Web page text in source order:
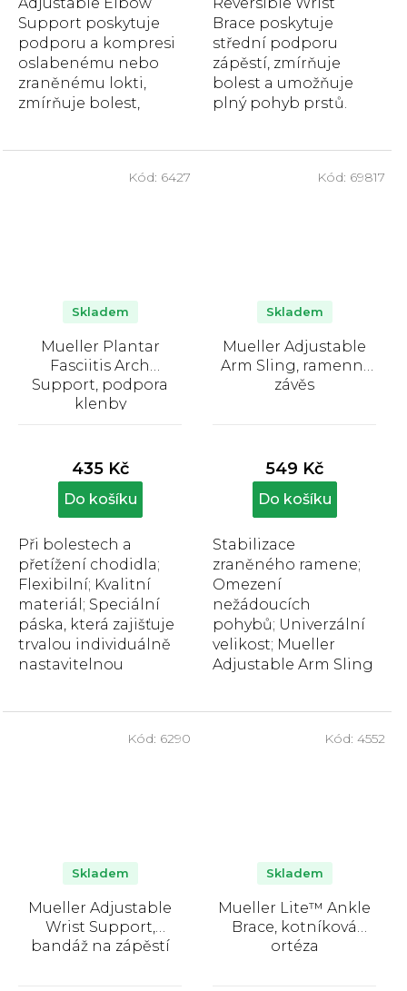
Support poskytuje
podporu a kompresi
oslabenému nebo
zraněnému lokti,
zmírňuje bolest,
Brace poskytuje
střední podporu
zápěstí, zmírňuje
bolest a umožňuje
plný pohyb prstů.
Mueller Plantar
Fasciitis Arch
Support, podpora
klenby
produktu
je
3,6
hvězdiček.
Skladem
435 Kč
Do košíku
Při bolestech a
přetížení chodidla;
Flexibilní; Kvalitní
materiál; Speciální
páska, která zajišťuje
trvalou individuálně
nastavitelnou
Kód: 6427
Mueller Adjustable
Arm Sling, ramenní
závěs
produktu
je
5,0
hvězdiček.
Skladem
549 Kč
Do košíku
Stabilizace
zraněného ramene;
Omezení
nežádoucích
pohybů; Univerzální
velikost; Mueller
Adjustable Arm Sling
Kód: 69817
Mueller Adjustable
Wrist Support,
bandáž na zápěstí
Skladem
Kód: 6290
Mueller Lite™ Ankle
Brace, kotníková
ortéza
Skladem
Kód: 4552